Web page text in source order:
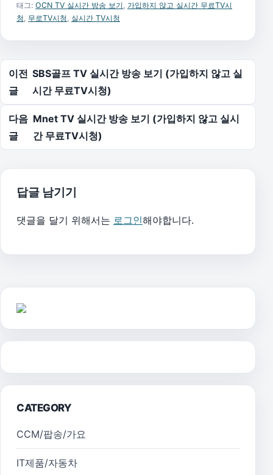
태그: OCN TV 실시간 방송 보기, 가입하지 않고 실시간 무료TV시
청, 무로TV시청, 실시간 TV시청
글 탐색
이전
글
SBS골프 TV 실시간 방송 보기 (가입하지 않고 실
시간 무료TV시청)
다음
글
Mnet TV 실시간 방송 보기 (가입하지 않고 실시
간 무료TV시청)
답글 남기기
댓글을 달기 위해서는 로그인해야합니다.
CATEGORY
CCM/팝송/가요
IT제품/자동차